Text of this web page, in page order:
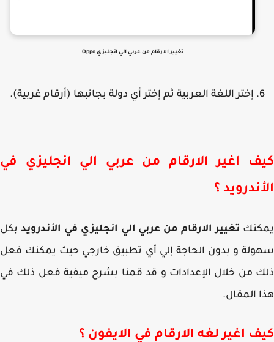
تغيير الارقام من عربي الي انجليزي Oppo
إختر اللغة العربية ثم إختر أي دولة بجانبها (أرقام غربية).
اغير الارقام من عربي الي انجليزي في
؟
تغيير الارقام من عربي الي انجليزي في الأندرويدبكل
و بدون الحاجة إلي أي تطبيق خارجي حيث يمكنك فعل
من خلال الإعدادات و قد قمنا بشرح ميفية فعل ذلك في
المقال.
اغير لغه الارقام في الايفون ؟